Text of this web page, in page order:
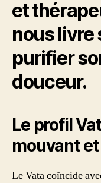
et
nous livre
purifier
douceur.
Le profil
mouvant
Le Vata coïncide